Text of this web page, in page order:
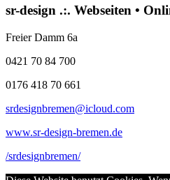
sr-design .:. Webseiten •
Freier Damm 6a
0421 70 84 700
0176 418 70 661
srdesignbremen@icloud.com
www.sr-design-bremen.de
/srdesignbremen/